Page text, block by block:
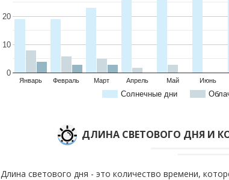
Солнечные дни
Январь Февраль Март Апрель Май Июнь
0
10
20
ДЛИНА СВЕТОВОГО ДНЯ И
Длина светового дня - это количество времени,